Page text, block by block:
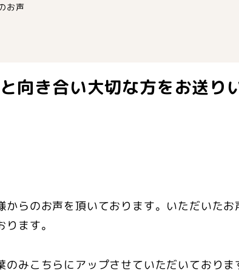
お声
向き合い大切な方をお送り
らのお声を頂いております。いただいた
ります。
みこちらにアップさせていただいておりま